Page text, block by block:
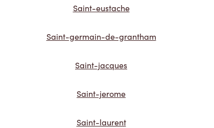
Saint-eustache
Saint-germain-de-grantham
Saint-jacques
Saint-jerome
Saint-laurent